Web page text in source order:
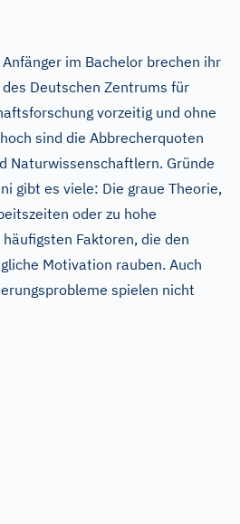
im Bachelor brechen ihr
Deutschen Zentrums für
vorzeitig und ohne
sind die Abbrecherquoten
Naturwissenschaftlern. Gründe
gibt es viele: Die graue Theorie,
oder zu hohe
Faktoren, die den
Motivation rauben. Auch
spielen nicht